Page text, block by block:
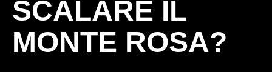
SCALARE IL
MONTE ROSA?